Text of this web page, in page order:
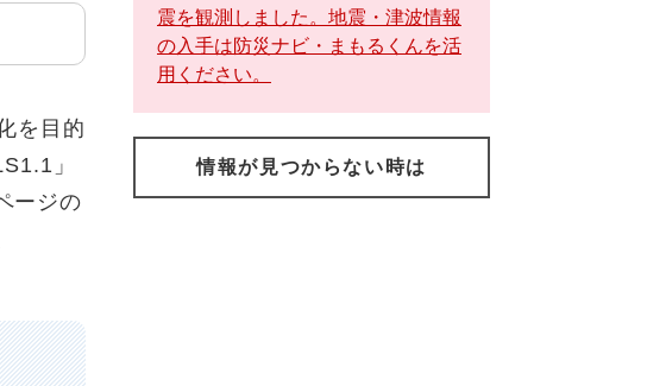
を目的
」
ージの
震を観測しました。地震・津波情報
の入手は防災ナビ・まもるくんを活
用ください。
情報が見つからない時は